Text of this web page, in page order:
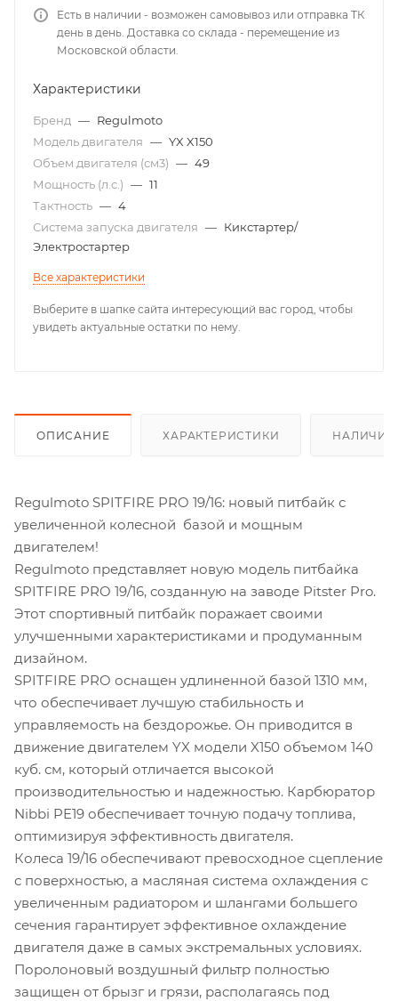
Есть в наличии - возможен самовывоз или отправка ТК
день в день. Доставка со склада - перемещение из
Московской области.
Характеристики
Бренд — Regulmoto
Модель двигателя — YX X150
Объем двигателя (см3) — 49
Мощность (л.с.) — 11
Тактность — 4
Система запуска двигателя — Кикстартер/
Электростартер
Все характеристики
Выберите в шапке сайта интересующий вас город, чтобы
увидеть актуальные остатки по нему.
ОПИСАНИЕ ХАРАКТЕРИСТИКИ НАЛИЧИЕ
Regulmoto SPITFIRE PRO 19/16: новый питбайк с
увеличенной колесной базой и мощным
двигателем!
Regulmoto представляет новую модель питбайка
SPITFIRE PRO 19/16, созданную на заводе Pitster Pro.
Этот спортивный питбайк поражает своими
улучшенными характеристиками и продуманным
дизайном.
SPITFIRE PRO оснащен удлиненной базой 1310 мм,
что обеспечивает лучшую стабильность и
управляемость на бездорожье. Он приводится в
движение двигателем YX модели X150 объемом 140
куб. см, который отличается высокой
производительностью и надежностью. Карбюратор
Nibbi PE19 обеспечивает точную подачу топлива,
оптимизируя эффективность двигателя.
Колеса 19/16 обеспечивают превосходное сцепление
с поверхностью, а масляная система охлаждения с
увеличенным радиатором и шлангами большего
сечения гарантирует эффективное охлаждение
двигателя даже в самых экстремальных условиях.
Поролоновый воздушный фильтр полностью
защищен от брызг и грязи, располагаясь под